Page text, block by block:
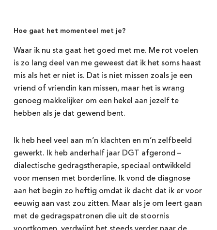
Hoe gaat het momenteel met je?
Waar ik nu sta gaat het goed met me. Me rot voelen
is zo lang deel van me geweest dat ik het soms haast
mis als het er niet is. Dat is niet missen zoals je een
vriend of vriendin kan missen, maar het is wrang
genoeg makkelijker om een hekel aan jezelf te
hebben als je dat gewend bent.
Ik heb heel veel aan m’n klachten en m’n zelfbeeld
gewerkt. Ik heb anderhalf jaar DGT afgerond –
dialectische gedragstherapie, speciaal ontwikkeld
voor mensen met borderline. Ik vond de diagnose
aan het begin zo heftig omdat ik dacht dat ik er voor
eeuwig aan vast zou zitten. Maar als je om leert gaan
met de gedragspatronen die uit de stoornis